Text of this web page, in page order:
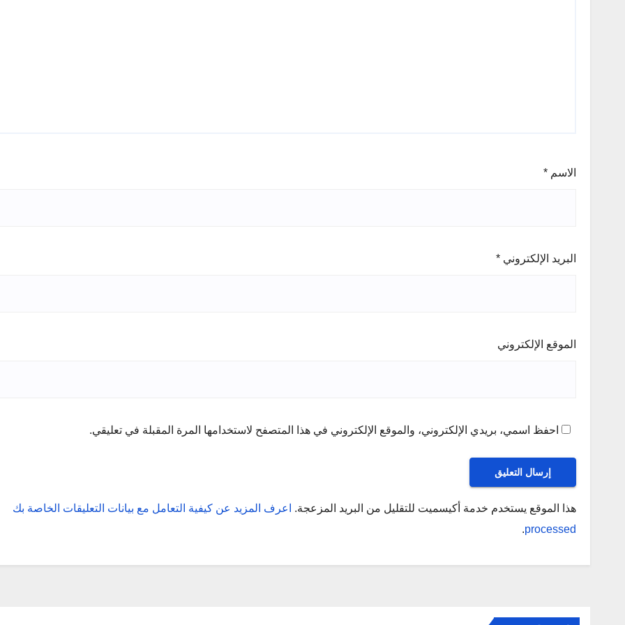
الاسم *
البريد الإلكتروني *
الموقع الإلكتروني
احفظ اسمي، بريدي الإلكتروني، والموقع الإلكتروني في هذا المتصفح لاستخدامها المرة المقبلة في تعليقي.
هذا الموقع يستخدم خدمة أكيسميت للتقليل من البريد المزعجة.
اعرف المزيد عن كيفية التعامل مع بيانات التعليقات الخاصة بك
processed
.